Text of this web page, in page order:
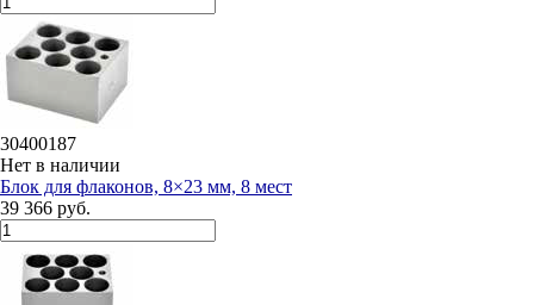
30400187
Нет в наличии
Блок для флаконов, 8×23 мм, 8 мест
39 366 руб.